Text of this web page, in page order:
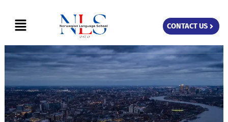
content
Menu CONTACT US